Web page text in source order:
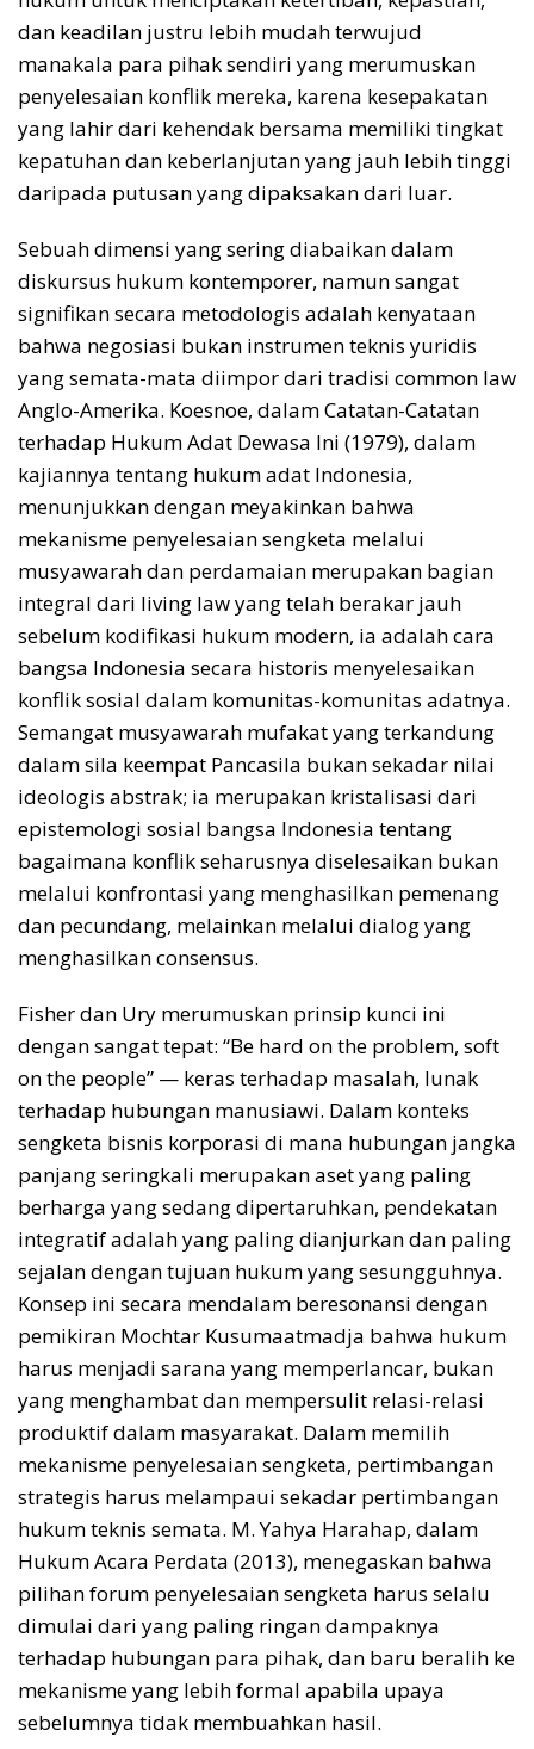
dan keadilan justru lebih mudah terwujud
manakala para pihak sendiri yang merumuskan
penyelesaian konflik mereka, karena kesepakatan
yang lahir dari kehendak bersama memiliki tingkat
kepatuhan dan keberlanjutan yang jauh lebih tinggi
daripada putusan yang dipaksakan dari luar.
Sebuah dimensi yang sering diabaikan dalam
diskursus hukum kontemporer, namun sangat
signifikan secara metodologis adalah kenyataan
bahwa negosiasi bukan instrumen teknis yuridis
yang semata-mata diimpor dari tradisi common law
Anglo-Amerika. Koesnoe, dalam Catatan-Catatan
terhadap Hukum Adat Dewasa Ini (1979), dalam
kajiannya tentang hukum adat Indonesia,
menunjukkan dengan meyakinkan bahwa
mekanisme penyelesaian sengketa melalui
musyawarah dan perdamaian merupakan bagian
integral dari living law yang telah berakar jauh
sebelum kodifikasi hukum modern, ia adalah cara
bangsa Indonesia secara historis menyelesaikan
konflik sosial dalam komunitas-komunitas adatnya.
Semangat musyawarah mufakat yang terkandung
dalam sila keempat Pancasila bukan sekadar nilai
ideologis abstrak; ia merupakan kristalisasi dari
epistemologi sosial bangsa Indonesia tentang
bagaimana konflik seharusnya diselesaikan bukan
melalui konfrontasi yang menghasilkan pemenang
dan pecundang, melainkan melalui dialog yang
menghasilkan consensus.
Fisher dan Ury merumuskan prinsip kunci ini
dengan sangat tepat: “Be hard on the problem, soft
on the people” — keras terhadap masalah, lunak
terhadap hubungan manusiawi. Dalam konteks
sengketa bisnis korporasi di mana hubungan jangka
panjang seringkali merupakan aset yang paling
berharga yang sedang dipertaruhkan, pendekatan
integratif adalah yang paling dianjurkan dan paling
sejalan dengan tujuan hukum yang sesungguhnya.
Konsep ini secara mendalam beresonansi dengan
pemikiran Mochtar Kusumaatmadja bahwa hukum
harus menjadi sarana yang memperlancar, bukan
yang menghambat dan mempersulit relasi-relasi
produktif dalam masyarakat. Dalam memilih
mekanisme penyelesaian sengketa, pertimbangan
strategis harus melampaui sekadar pertimbangan
hukum teknis semata. M. Yahya Harahap, dalam
Hukum Acara Perdata (2013), menegaskan bahwa
pilihan forum penyelesaian sengketa harus selalu
dimulai dari yang paling ringan dampaknya
terhadap hubungan para pihak, dan baru beralih ke
mekanisme yang lebih formal apabila upaya
sebelumnya tidak membuahkan hasil.